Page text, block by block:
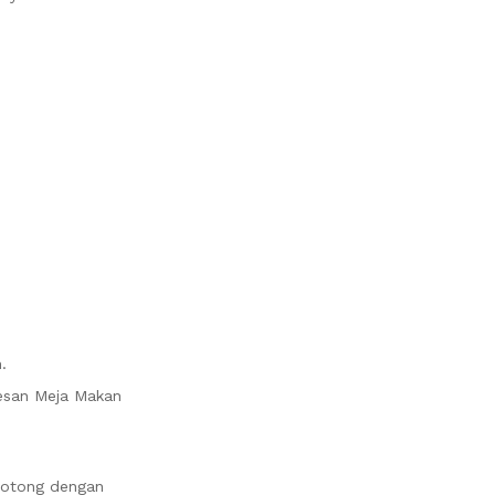
Meja Makan
dengan